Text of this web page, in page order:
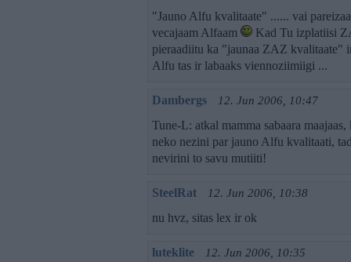
"Jauno Alfu kvalitaate" ...... vai
vecajaam Alfaam
Kad Tu izplatiisi
pieraadiitu ka "jaunaa ZAZ kvalitaate"
Alfu tas ir labaaks viennoziimiigi ...
Dambergs 12. Jun 2006, 10:47
Tune-L: atkal mamma sabaara
neko nezini par jauno Alfu kvalitaati,
nevirini to savu mutiiti!
SteelRat 12. Jun 2006, 10:38
nu hvz, sitas lex ir ok
luteklite 12. Jun 2006, 10:35